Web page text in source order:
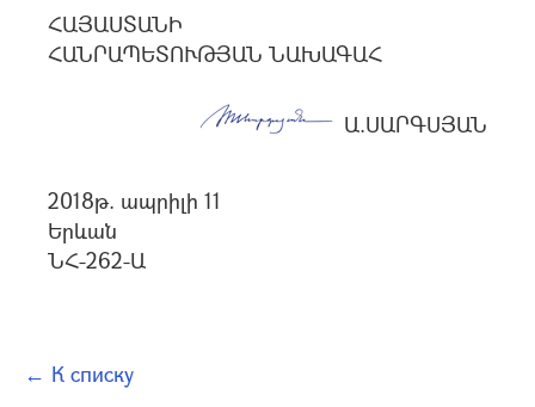
ՀԱՅԱՍՏԱՆԻ
ՀԱՆՐԱՊԵՏՈՒԹՅԱՆ ՆԱԽԱԳԱՀ
Ա.ՍԱՐԳՍՅԱՆ
2018թ. ապրիլի 11
Երևան
ՆՀ-262-Ա
← К списку